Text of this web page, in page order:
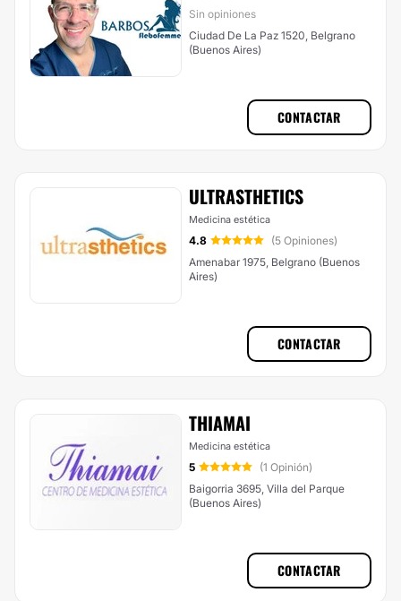
Sin opiniones
Ciudad De La Paz 1520, Belgrano
(Buenos Aires)
CONTACTAR
ULTRASTHETICS
Medicina estética
4.8
(5 Opiniones)
Amenabar 1975, Belgrano (Buenos
Aires)
CONTACTAR
THIAMAI
Medicina estética
5
(1 Opinión)
Baigorria 3695, Villa del Parque
(Buenos Aires)
CONTACTAR